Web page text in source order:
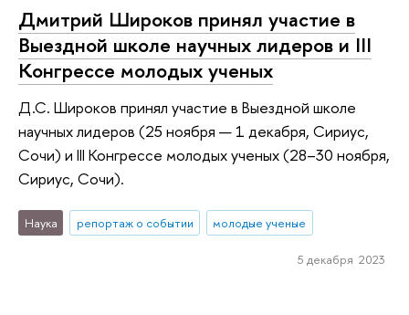
Дмитрий Широков принял участие в
Выездной школе научных лидеров и III
Конгрессе молодых ученых
Д.С. Широков принял участие в Выездной школе
научных лидеров (25 ноября — 1 декабря, Сириус,
Сочи) и III Конгрессе молодых ученых (28–30 ноября,
Сириус, Сочи).
Наука репортаж о событии молодые ученые
5 декабря 2023